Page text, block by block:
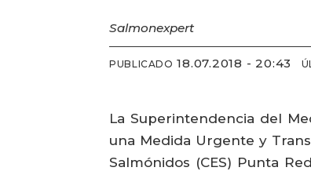
Salmonexpert
PUBLICADO 18.07.2018 - 20:43
La Superintendencia del
una Medida Urgente y
Salmónidos (CES) Punta